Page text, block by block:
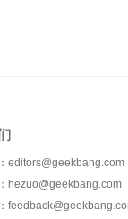
editors@geekbang.com
hezuo@geekbang.com